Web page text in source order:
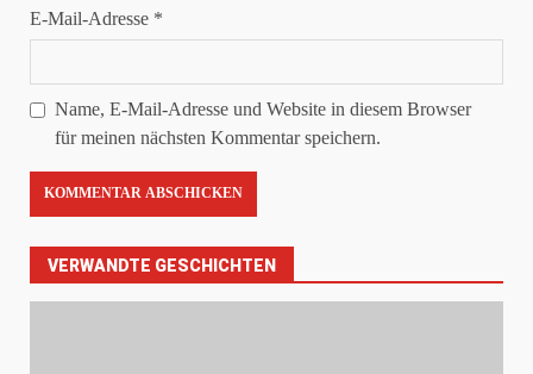
E-Mail-Adresse *
Name, E-Mail-Adresse und Website in diesem Browser
für meinen nächsten Kommentar speichern.
VERWANDTE GESCHICHTEN